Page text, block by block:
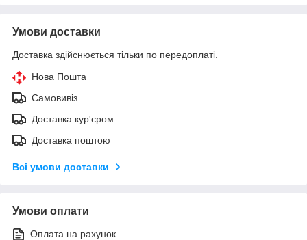
Умови доставки
Доставка здійснюється тільки по передоплаті.
Нова Пошта
Самовивіз
Доставка кур'єром
Доставка поштою
Всі умови доставки
Умови оплати
Оплата на рахунок